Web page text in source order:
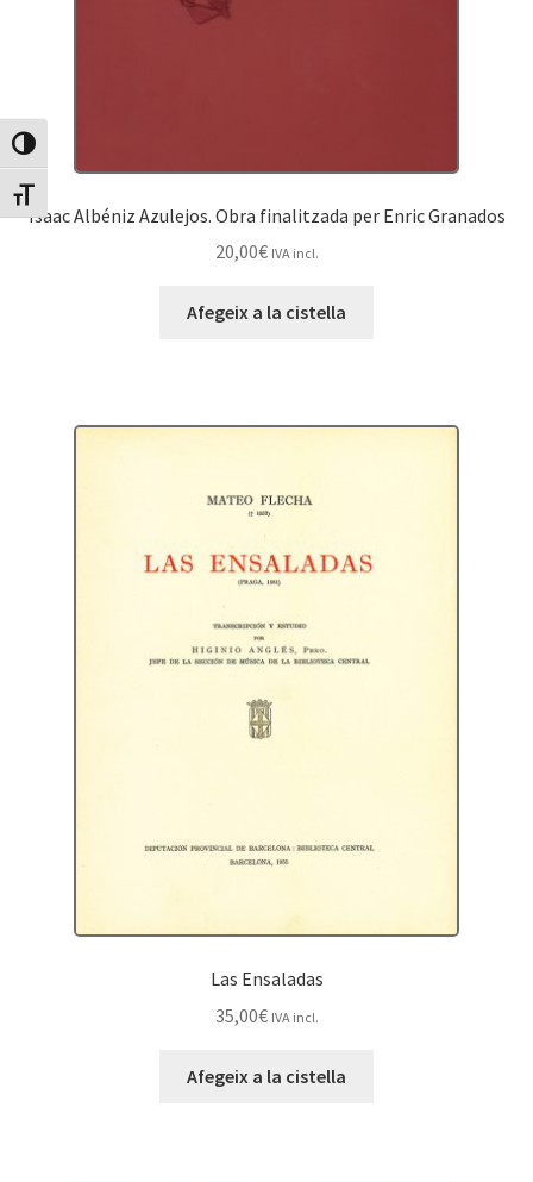
Canvia Alt Contrast
Canvia mida de lletra
Isaac Albéniz Azulejos. Obra finalitzada per Enric Granados
20,00€ IVA incl.
Afegeix a la cistella
Las Ensaladas
35,00€ IVA incl.
Afegeix a la cistella